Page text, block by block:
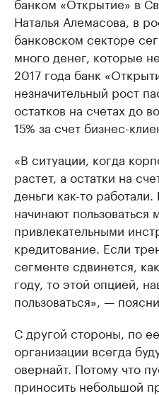
Наталья Алемасова, в
банковском секторе
много денег, которые
2017 года банк
незначительный рост
остатков на счетах до
15% за счет бизнес-
«В ситуации, когда
растет, а остатки на
деньги как-то
начинают пользоваться
привлекательными
кредитование. Если
сегменте сдвинется,
году, то этой опцией,
пользоваться», —
С другой стороны, по
организации всегда
овернайт. Потому что
приносить небольшой